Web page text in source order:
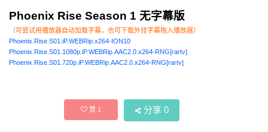
Phoenix Rise Season 1 无字幕版
（可尝试用播放器自动加载字幕，也可下载外挂字幕拖入播放器）
Phoenix.Rise.S01.iP.WEBRip.x264-ION10
Phoenix.Rise.S01.1080p.iP.WEBRip.AAC2.0.x264-RNG[rartv]
Phoenix.Rise.S01.720p.iP.WEBRip.AAC2.0.x264-RNG[rartv]
赞1 分享 0